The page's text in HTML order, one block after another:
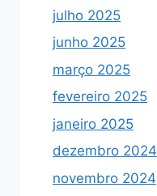
julho 2025
junho 2025
março 2025
fevereiro 2025
janeiro 2025
dezembro 2024
novembro 2024